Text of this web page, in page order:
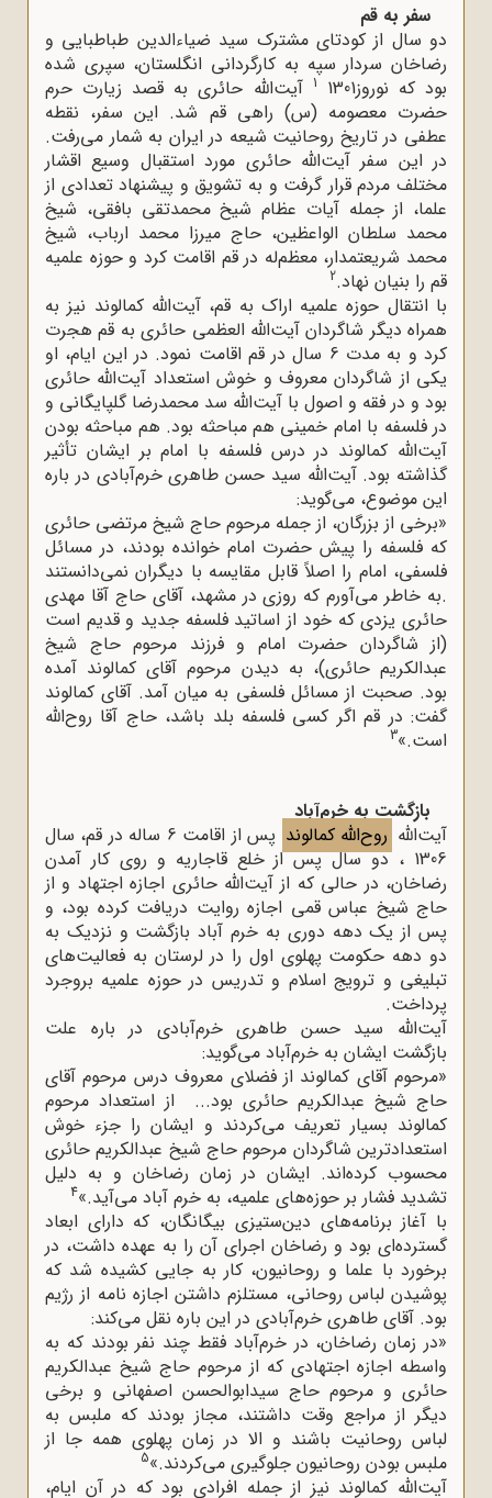
سفر به قم‌‌
دو سال از کودتای مشترک سید ضیاءالدین طباطبایی و
رضاخان سردار سپه به کارگردانی انگلستان، سپری شده
بود که نوروز1301
1 آیت‌الله حائری به قصد زیارت حرم
حضرت معصومه (س) راهی قم شد. این سفر، نقطه
عطفی در تاریخ روحانیت شیعه در ایران به شمار می‌رفت.
در این سفر آیت‌الله حائری مورد استقبال وسیع اقشار
مختلف مردم قرار گرفت و به تشویق و پیشنهاد تعدادی از
علما، از جمله آیات عظام شیخ محمدتقی بافقی، شیخ
محمد سلطان الواعظین، حاج میرزا محمد ارباب، شیخ
محمد شریعتمدار، معظم‌له در قم اقامت کرد و حوزه علمیه
قم را بنیان نهاد.2
با انتقال حوزه علمیه اراک به قم، آیت‌الله کمالوند نیز به
همراه دیگر شاگردان آیت‌الله العظمی حائری به قم هجرت
کرد و به مدت 6 سال در قم اقامت نمود. در این ایام، او
یکی از شاگردان معروف و خوش استعداد آیت‌الله حائری
بود و در فقه و اصول با آیت‌الله سد محمدرضا گلپایگانی و
در فلسفه با امام خمینى هم مباحثه بود. هم مباحثه بودن
آیت‌الله کمالوند در درس فلسفه با امام بر ایشان تأثیر
گذاشته بود. آیت‌الله سید حسن طاهری خرم‌آبادی در باره
این موضوع، می‌گوید:
«برخی از بزرگان، از جمله مرحوم حاج شیخ مرتضی حائری
که فلسفه را پیش حضرت امام خوانده بودند، در مسائل
فلسفی، امام را اصلاً قابل مقایسه با دیگران نمی‌دانستند
.به خاطر می‌آورم که روزی در مشهد، آقای حاج آقا مهدی
حائری یزدی که خود از اساتید فلسفه جدید و قدیم است
(از شاگردان حضرت امام و فرزند مرحوم حاج شیخ
عبدالکریم حائری)، به دیدن مرحوم آقای کمالوند آمده
بود. صحبت از مسائل فلسفی به میان آمد. آقای کمالوند
گفت: در قم اگر کسی فلسفه بلد باشد، حاج آقا روح‌الله
است.»3
بازگشت به خرم‌آباد
آیت‌الله روح‌الله کمالوند
پس از اقامت 6 ساله در قم، سال
1306 ، دو سال پس از خلع قاجاریه و روی کار آمدن
رضاخان، در حالی که از آیت‌الله حائری اجازه اجتهاد و از
حاج شیخ عباس قمی اجازه روایت دریافت کرده بود، و
پس از یک دهه دوری به خرم آباد بازگشت و نزدیک به
دو دهه حکومت پهلوی اول را در لرستان به فعالیت‌های
تبلیغی و ترویج اسلام و تدریس در حوزه علمیه بروجرد
پرداخت.
آیت‌الله سید حسن طاهری خرم‌آبادی در باره علت
بازگشت ایشان به خرم‌آباد می‌گوید:
«مرحوم آقای کمالوند از فضلای معروف درس مرحوم آقای
حاج شیخ عبدالکریم حائری بود... از استعداد مرحوم
کمالوند بسیار تعریف می‌کردند و ایشان را جزء خوش
استعدادترین شاگردان مرحوم حاج شیخ عبدالکریم حائری
محسوب کرده‌اند. ایشان در زمان رضاخان و به دلیل
تشدید فشار بر حوزه‌های علمیه، به خرم آباد می‌آید.»4
با آغاز برنامه‌های دین‌ستیزی بیگانگان، که دارای ابعاد
گسترده‌ای بود و رضاخان اجرای آن را به عهده داشت، در
برخورد با علما و روحانیون، کار به جایی کشیده شد که
پوشیدن لباس روحانی، مستلزم داشتن اجازه نامه از رژیم
بود. آقای طاهری خرم‌آبادی در این باره نقل می‌کند:
«در زمان رضاخان، در خرم‌آباد فقط چند نفر بودند که به
واسطه اجازه اجتهادی که از مرحوم حاج شیخ عبدالکریم
حائری و مرحوم حاج سیدابوالحسن اصفهانی و برخی
دیگر از مراجع وقت داشتند، مجاز بودند که ملبس به
لباس روحانیت باشند و الا در زمان پهلوی همه جا از
ملبس بودن روحانیون جلوگیری می‌کردند.»5
آیت‌الله کمالوند نیز از جمله افرادی بود که در آن ایام،